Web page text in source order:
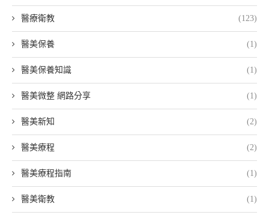
醫療衛教 (123)
醫美保養 (1)
醫美保養知識 (1)
醫美微整 網路分享 (1)
醫美新知 (2)
醫美療程 (2)
醫美療程指南 (1)
醫美衛教 (1)